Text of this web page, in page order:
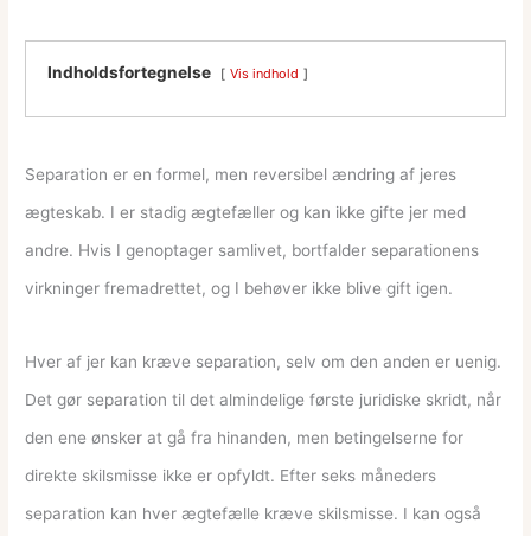
Indholdsfortegnelse Vis indhold
Separation er en formel, men reversibel ændring af jeres
ægteskab. I er stadig ægtefæller og kan ikke gifte jer med
andre. Hvis I genoptager samlivet, bortfalder separationens
virkninger fremadrettet, og I behøver ikke blive gift igen.
Hver af jer kan kræve separation, selv om den anden er uenig.
Det gør separation til det almindelige første juridiske skridt, når
den ene ønsker at gå fra hinanden, men betingelserne for
direkte skilsmisse ikke er opfyldt. Efter seks måneders
separation kan hver ægtefælle kræve skilsmisse. I kan også